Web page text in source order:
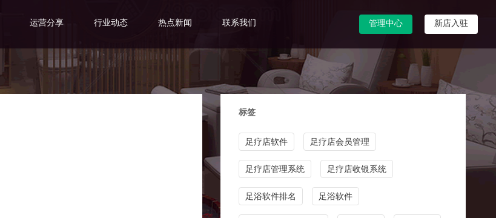
运营分享 行业动态 热点新闻 联系我们 管理中心 新店入驻
标签
足疗店软件 足疗店会员管理
足疗店管理系统 足疗店收银系统
足浴软件排名 足浴软件